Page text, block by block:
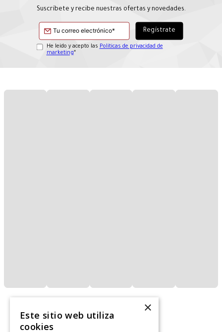
Suscríbete y recibe nuestras ofertas y novedades.
He leído y acepto las Políticas de privacidad de
marketing*
×
Este sitio web utiliza
cookies